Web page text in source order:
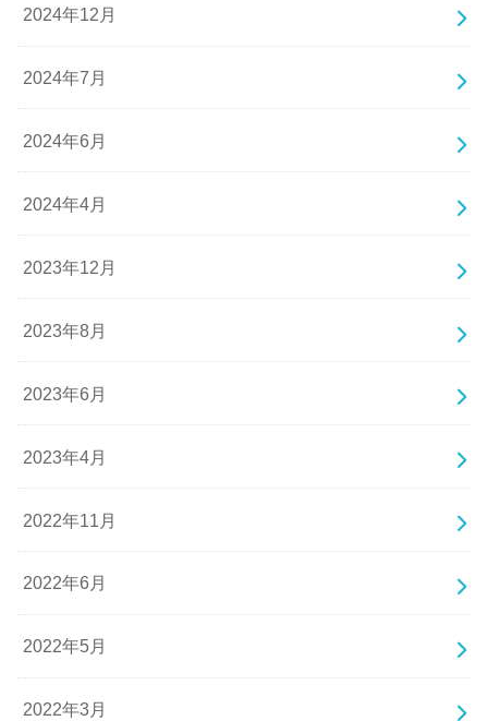
2024年12月
2024年7月
2024年6月
2024年4月
2023年12月
2023年8月
2023年6月
2023年4月
2022年11月
2022年6月
2022年5月
2022年3月